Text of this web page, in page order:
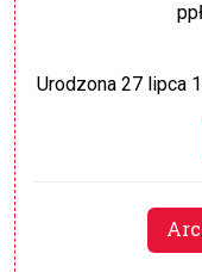
Urodzona 27 lipca